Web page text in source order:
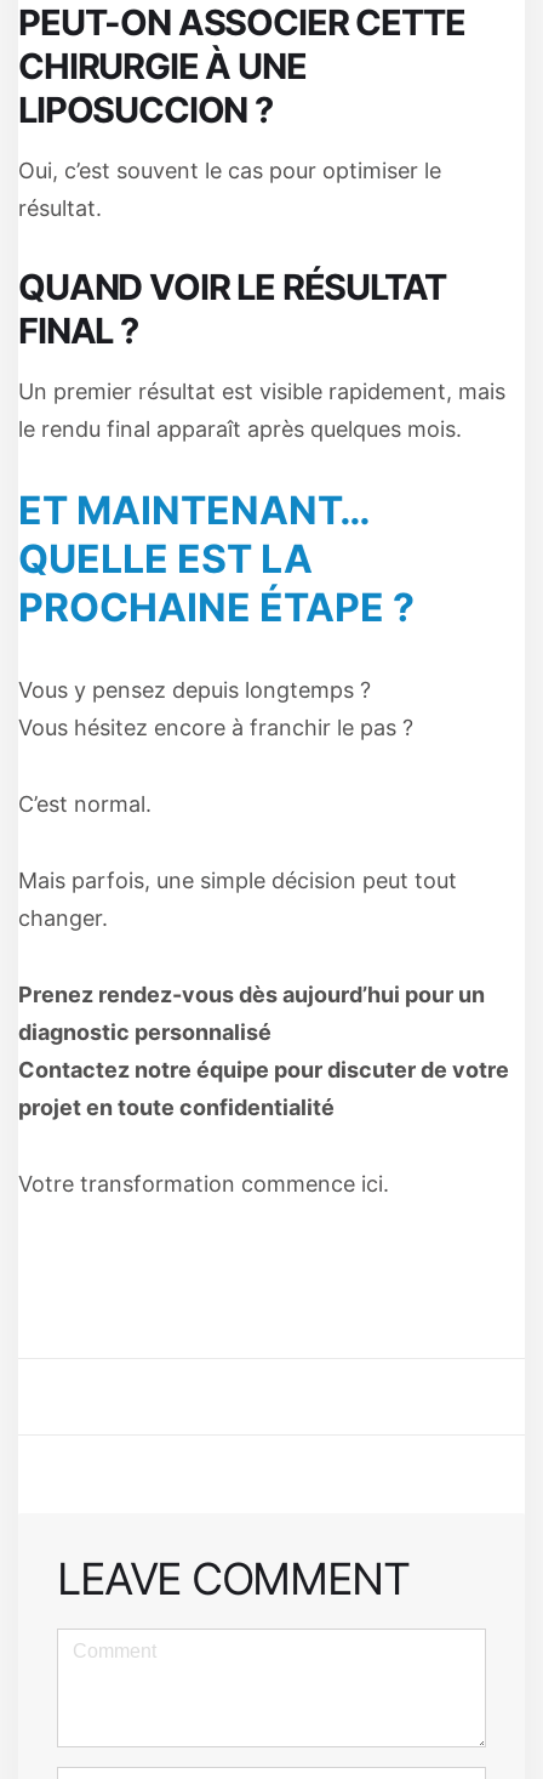
PEUT-ON ASSOCIER CETTE
CHIRURGIE À UNE
LIPOSUCCION ?
Oui, c’est souvent le cas pour optimiser le
résultat.
QUAND VOIR LE RÉSULTAT
FINAL ?
Un premier résultat est visible rapidement, mais
le rendu final apparaît après quelques mois.
ET MAINTENANT…
QUELLE EST LA
PROCHAINE ÉTAPE ?
Vous y pensez depuis longtemps ?
Vous hésitez encore à franchir le pas ?
C’est normal.
Mais parfois, une simple décision peut tout
changer.
Prenez rendez-vous dès aujourd’hui pour un
diagnostic personnalisé
Contactez notre équipe pour discuter de votre
projet en toute confidentialité
Votre transformation commence ici.
LEAVE COMMENT
<b>Comment</b>
)